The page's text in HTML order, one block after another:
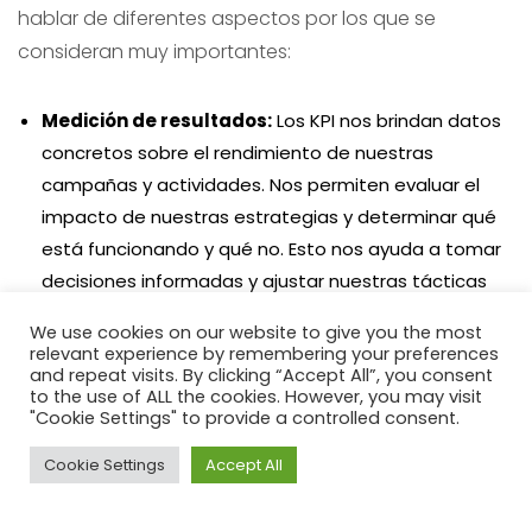
hablar de diferentes aspectos por los que se
consideran muy importantes:
Medición de resultados:Los KPI nos brindan datos
concretos sobre el rendimiento de nuestras
campañas y actividades. Nos permiten evaluar el
impacto de nuestras estrategias y determinar qué
está funcionando y qué no. Esto nos ayuda a tomar
decisiones informadas y ajustar nuestras tácticas
Objetividad y enfoque:Los KPI nos ofrecen una
forma objetiva de medir el progreso hacia nuestros
objetivos. Nos permiten establecer metas claras y
monitorear nuestro desempeño de manera precisa.
Esto nos ayuda a mantenernos enfocados y
We use cookies on our website to give you the most
relevant experience by remembering your preferences
and repeat visits. By clicking “Accept All”, you consent
to the use of ALL the cookies. However, you may visit
"Cookie Settings" to provide a controlled consent.
Cookie Settings Accept All